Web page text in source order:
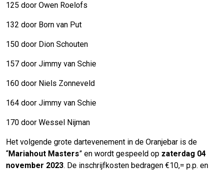
125 door Owen Roelofs
132 door Born van Put
150 door Dion Schouten
157 door Jimmy van Schie
160 door Niels Zonneveld
164 door Jimmy van Schie
170 door Wessel Nijman
Het volgende grote dartevenement in de Oranjebar is de
“Mariahout Masters” en wordt gespeeld op zaterdag 04
november 2023. De inschrijfkosten bedragen €10,= p.p. en